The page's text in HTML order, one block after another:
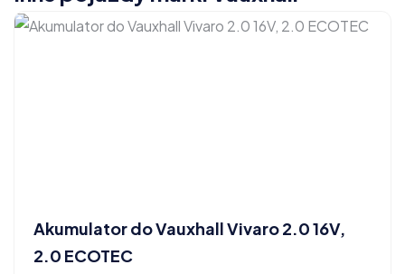
Akumulator do Vauxhall Vivaro 2.0 16V,
2.0 ECOTEC